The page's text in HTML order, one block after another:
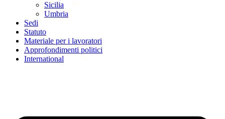
Sicilia
Umbria
Sedi
Statuto
Materiale per i lavoratori
Approfondimenti politici
International